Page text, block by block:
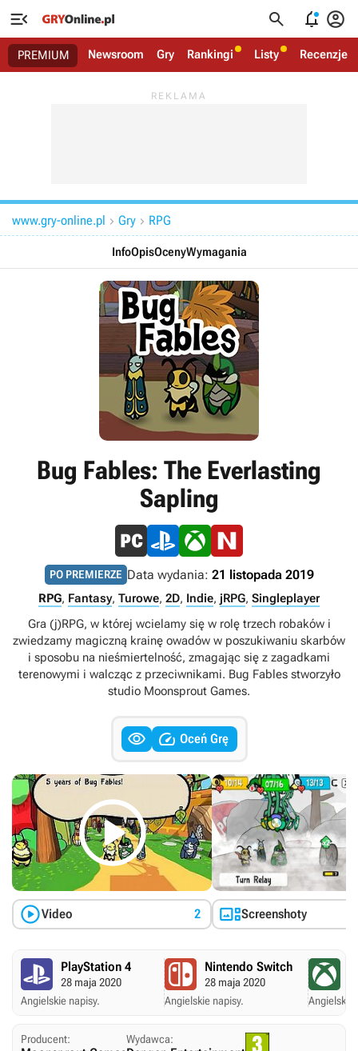
   
PREMIUM Newsroom Gry Rankingi Listy Recenzje
www.gry-online.pl  Gry  RPG
InfoOpisOcenyWymagania
Bug Fables: The Everlasting
Sapling
PO PREMIERZE Data wydania: 21 listopada 2019
RPG, Fantasy, Turowe, 2D, Indie, jRPG, Singleplayer
Gra (j)RPG, w której wcielamy się w rolę trzech robaków i
zwiedzamy magiczną krainę owadów w poszukiwaniu skarbów
i sposobu na nieśmiertelność, zmagając się z zagadkami
terenowymi i walcząc z przeciwnikami. Bug Fables stworzyło
studio Moonsprout Games.
  Oceń Grę

Video 2 Screenshoty
PlayStation 4
28 maja 2020
Angielskie napisy.
Nintendo Switch
28 maja 2020
Angielskie napisy.
Angielskie
Producent: Wydawca: